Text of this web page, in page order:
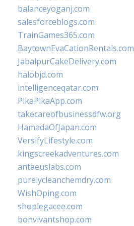
balanceyoganj.com
salesforceblogs.com
TrainGames365.com
BaytownEvaCationRentals.com
JabalpurCakeDelivery.com
halobjd.com
intelligenceqatar.com
PikaPikaApp.com
takecareofbusinessdfw.org
HamadaOfJapan.com
VersifyLifestyle.com
kingscreekadventures.com
antaeuslabs.com
purelycleanchemdry.com
WishOping.com
shoplegacee.com
bonvivantshop.com